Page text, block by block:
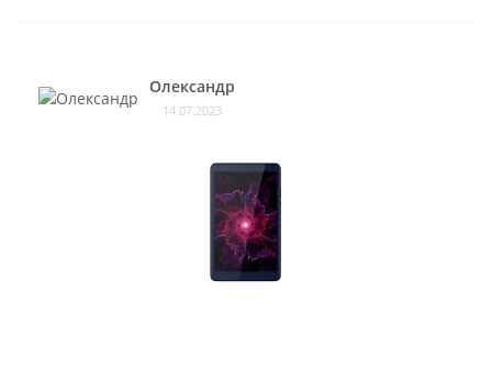
Олександр
14.07.2023